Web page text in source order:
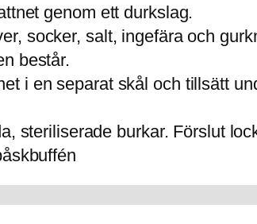
genom ett durkslag.
socker, salt, ingefära och
består.
i en separat skål och tillsätt
steriliserade burkar. Förslut